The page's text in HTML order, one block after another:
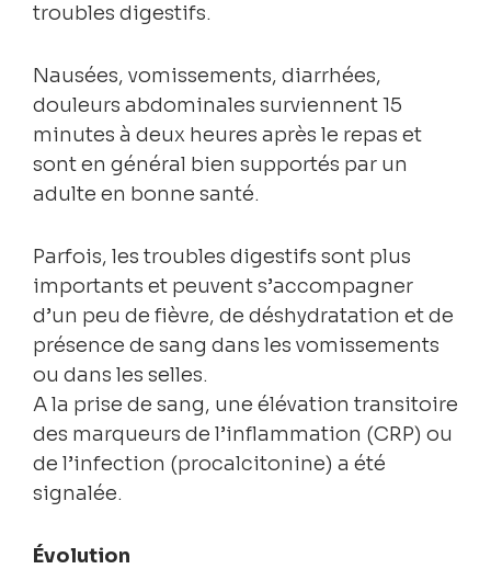
troubles digestifs.
Nausées, vomissements, diarrhées,
douleurs abdominales surviennent 15
minutes à deux heures après le repas et
sont en général bien supportés par un
adulte en bonne santé.
Parfois, les troubles digestifs sont plus
importants et peuvent s’accompagner
d’un peu de fièvre, de déshydratation et de
présence de sang dans les vomissements
ou dans les selles.
A la prise de sang, une élévation transitoire
des marqueurs de l’inflammation (CRP) ou
de l’infection (procalcitonine) a été
signalée.
Évolution